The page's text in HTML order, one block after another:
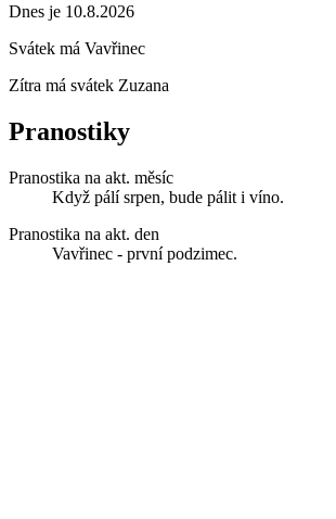
Dnes je 10.8.2026
Svátek má Vavřinec
Zítra má svátek Zuzana
Pranostiky
Pranostika na akt. měsíc
Když pálí srpen, bude pálit i víno.
Pranostika na akt. den
Vavřinec - první podzimec.